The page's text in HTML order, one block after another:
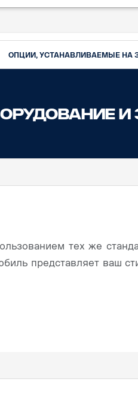
ОПЦИИ, УСТАНАВЛИВАЕМЫЕ НА
и
тех же
представляет ваш